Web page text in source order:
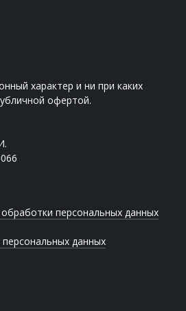
характер и ни при каких
офертой.
персональных данных
данных